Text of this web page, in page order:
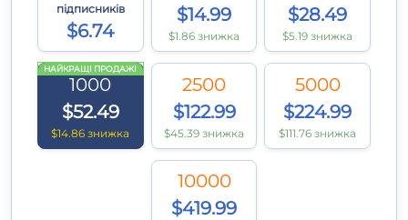
підписників
$6.74
$14.99
$1.86 знижка
$28.49
$5.19 знижка
НАЙКРАЩІ ПРОДАЖІ
1000
$52.49
$14.86 знижка
2500
$122.99
$45.39 знижка
5000
$224.99
$111.76 знижка
10000
$419.99